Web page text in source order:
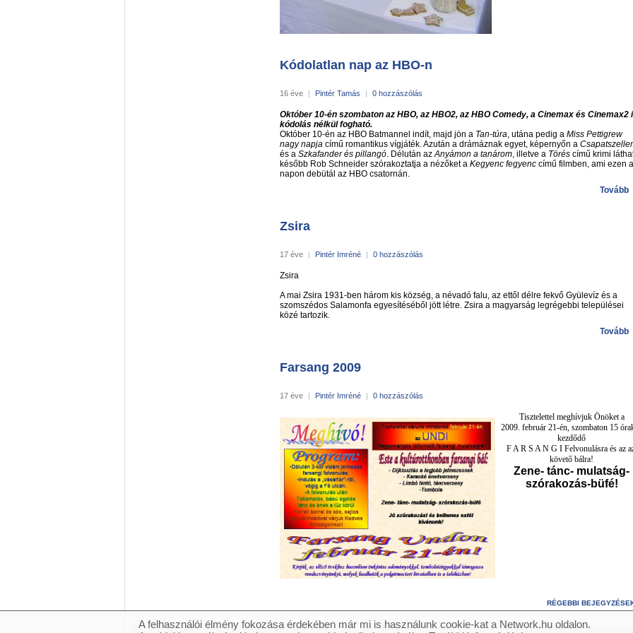
Kódolatlan nap az HBO-n
16 éve | Pintér Tamás | 0 hozzászólás
Október 10-én szombaton az HBO, az HBO2, az HBO Comedy, a Cinemax és Cinemax2
kódolás nélkül fogható.
Október 10-én az HBO Batmannel indít, majd jön a Tan-túra, utána pedig a Miss Pettigrew
nagy napja című romantikus vígjáték. Azután a drámáznak egyet, képernyőn a
és a Szkafander és pillangó. Délután azAnyámon a tanárom, illetve a Törés című krimi
később Rob Schneider szórakoztatja a nézőket a Kegyenc fegyenc című filmben, ami ezen a
napon debütál az HBO csatornán.
Tovább
Zsira
17 éve | Pintér Imréné | 0 hozzászólás
Zsira
A mai Zsira 1931-ben három kis község, a névadó falu, az ettől délre fekvő Gyülevíz és a
szomszédos Salamonfa egyesítéséből jött létre. Zsira a magyarság legrégebbi települései
közé tartozik.
Tovább
Farsang 2009
17 éve | Pintér Imréné | 0 hozzászólás
Tisztelettel meghívjuk Önöket a
2009. február 21-én, szombaton 15
kezdődő
F A R S A N G I Felvonulásra és az
követő bálra!
Zene- tánc- mulatság-
szórakozás-büfé!
RÉGEBBI
A felhasználói élmény fokozása érdekében már mi is használunk cookie-kat a Network.hu oldalon.